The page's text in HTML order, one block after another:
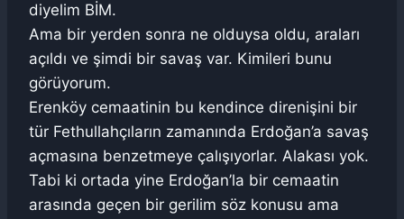
diyelim BİM.
Ama bir yerden sonra ne olduysa oldu, araları
açıldı ve şimdi bir savaş var. Kimileri bunu
görüyorum.
Erenköy cemaatinin bu kendince direnişini bir
tür Fethullahçıların zamanında Erdoğan’a savaş
açmasına benzetmeye çalışıyorlar. Alakası yok.
Tabi ki ortada yine Erdoğan’la bir cemaatin
arasında geçen bir gerilim söz konusu ama